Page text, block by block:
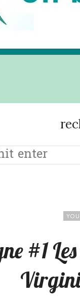
#1